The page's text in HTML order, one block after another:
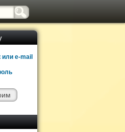
или e-mail